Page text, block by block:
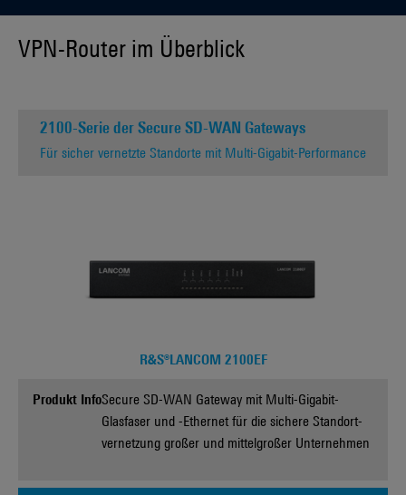
VPN-Router im Überblick
2100-Serie der Secure SD-WAN Gateways
Für sicher vernetzte Standorte mit Multi-Gigabit-Performance
R&S®LANCOM 2100EF
Produkt InfoSecure SD-WAN Gateway mit Multi-Gigabit-
Glasfaser und -Ethernet für die sichere Standort­
vernetzung großer und mittelgroßer Unternehmen